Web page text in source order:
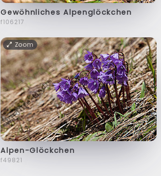
Gewöhnliches Alpenglöckchen
f106217
Zoom
Alpen-Glöckchen
f49821